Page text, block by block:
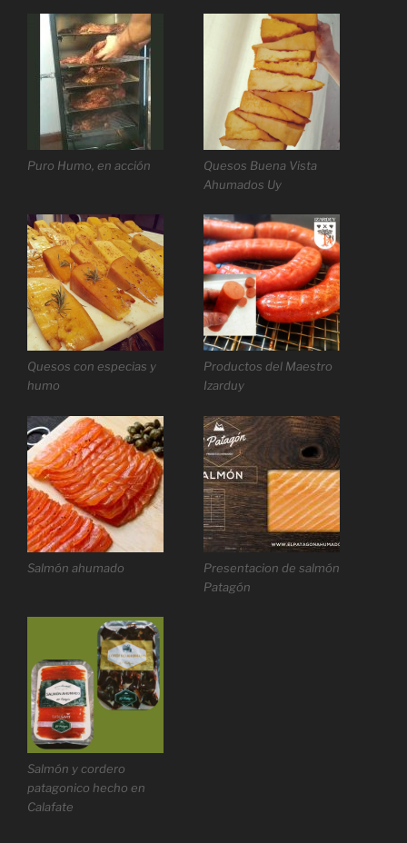
Puro Humo, en acción
Quesos Buena Vista
Ahumados Uy
Quesos con especias y
humo
Productos del Maestro
Izarduy
Salmón ahumado
Presentacion de salmón
Patagón
Salmón y cordero
patagonico hecho en
Calafate